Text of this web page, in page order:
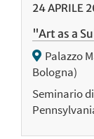
24APRILE
"Art as a
Palazzo
Bologna)
Seminario